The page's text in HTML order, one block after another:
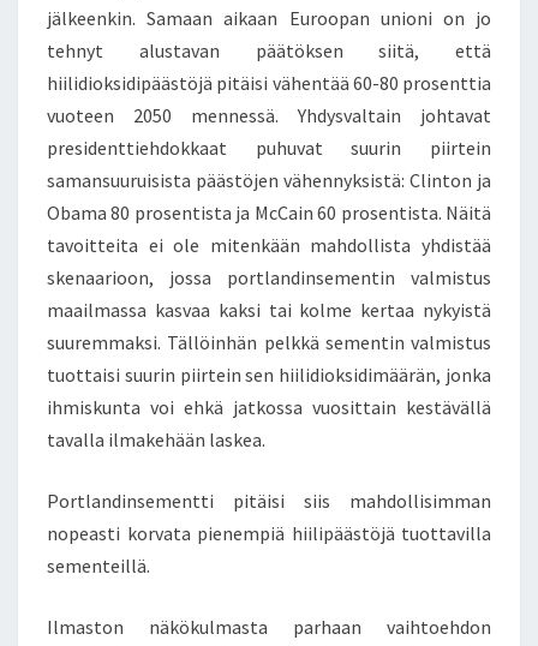
L
U
E
L
L
A
T
O
M
I
O
I
M
A
N
V
jälkeenkin. Samaan aikaan Euroopan unioni on jo
tehnyt alustavan päätöksen siitä, että
hiilidioksidipäästöjä pitäisi vähentää 60-80 prosenttia
vuoteen 2050 mennessä. Yhdysvaltain johtavat
presidenttiehdokkaat puhuvat suurin piirtein
samansuuruisista päästöjen vähennyksistä: Clinton ja
Obama 80 prosentista ja McCain 60 prosentista. Näitä
tavoitteita ei ole mitenkään mahdollista yhdistää
skenaarioon, jossa portlandinsementin valmistus
maailmassa kasvaa kaksi tai kolme kertaa nykyistä
suuremmaksi. Tällöinhän pelkkä sementin valmistus
tuottaisi suurin piirtein sen hiilidioksidimäärän, jonka
ihmiskunta voi ehkä jatkossa vuosittain kestävällä
tavalla ilmakehään laskea.
Portlandinsementti pitäisi siis mahdollisimman
nopeasti korvata pienempiä hiilipäästöjä tuottavilla
sementeillä.
Ilmaston näkökulmasta parhaan vaihtoehdon